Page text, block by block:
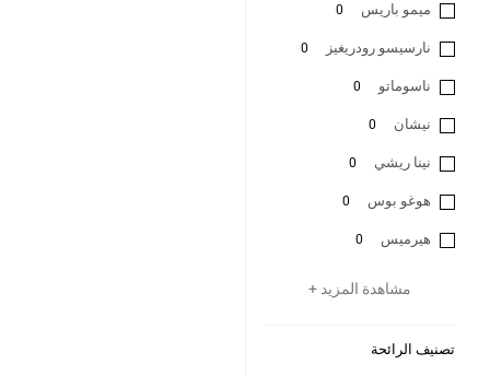
ميمو باريس 0
نارسيسو رودريغيز 0
ناسوماتو 0
نيشان 0
نينا ريشي 0
هوغو بوس 0
هيرميس 0
مشاهدة المزيد +
تصنيف الرائحة